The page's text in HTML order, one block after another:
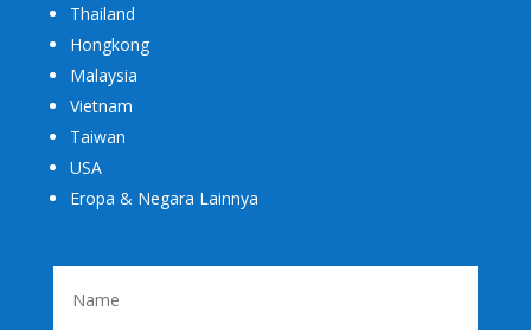
Thailand
Hongkong
Malaysia
Vietnam
Taiwan
USA
Eropa & Negara Lainnya